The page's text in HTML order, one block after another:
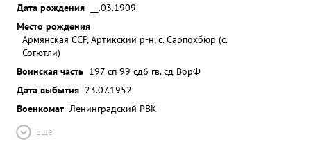
Дата рождения
__.03.1909
Место рождения
Армянская ССР, Артикский р-н, с. Сарпохбюр (с.
Согютли)
Воинская часть 197 сп 99 сд6 гв. сд ВорФ
Дата выбытия 23.07.1952
Военкомат Ленинградский РВК
Ещё